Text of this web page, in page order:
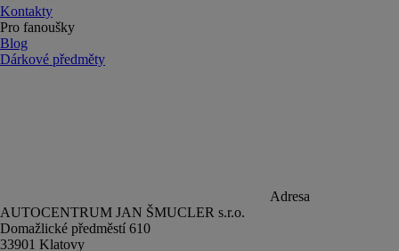
Kontakty
Pro fanoušky
Blog
Dárkové předměty
Adresa
AUTOCENTRUM JAN ŠMUCLER s.r.o.
Domažlické předměstí 610
33901 Klatovy